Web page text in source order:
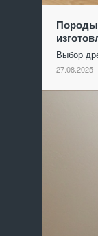
Выбор
27.08.2025